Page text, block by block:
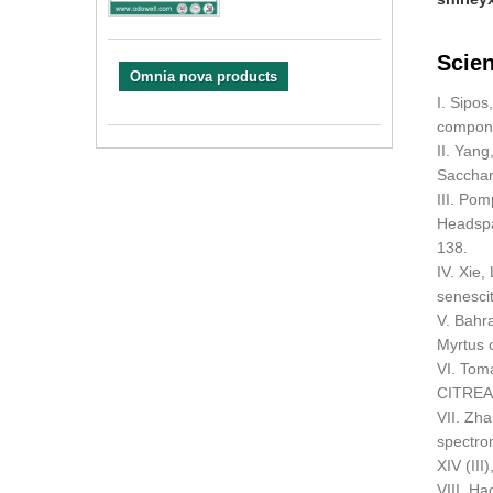
Omnia nova products
I.
II.
III.
138.
IV. Xie,
V.
Myrtus
VI.
VII.
XIV